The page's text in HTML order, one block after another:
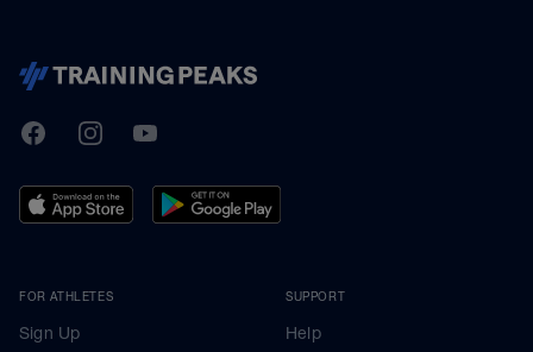
TrainingPeaks
FacebookInstagramYoutube
FOR ATHLETES
Sign Up
SUPPORT
Help